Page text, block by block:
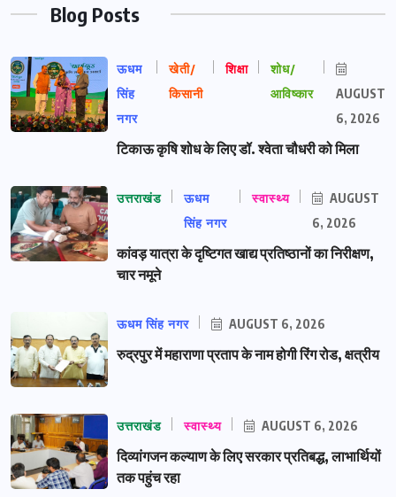
Blog Posts
ऊधम
सिंह
नगर
खेती/
किसानी
शिक्षा
शोध/
आविष्कार
AUGUST
6, 2026
टिकाऊ कृषि शोध के लिए डॉ. श्वेता चौधरी को मिला
उत्तराखंड
ऊधम
सिंह नगर
स्वास्थ्य
AUGUST
6, 2026
कांवड़ यात्रा के दृष्टिगत खाद्य प्रतिष्ठानों का निरीक्षण,
चार नमूने
ऊधम सिंह नगर AUGUST 6, 2026
रुद्रपुर में महाराणा प्रताप के नाम होगी रिंग रोड, क्षत्रीय
उत्तराखंड स्वास्थ्य AUGUST 6, 2026
दिव्यांगजन कल्याण के लिए सरकार प्रतिबद्ध, लाभार्थियों
तक पहुंच रहा